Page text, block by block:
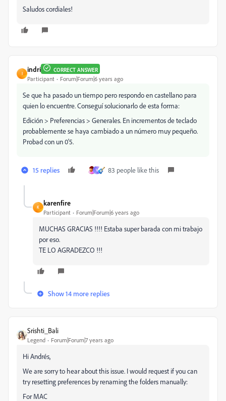
Saludos cordiales!
I
indri CORRECT ANSWER
Participant Forum|Forum|6 years ago
Se que ha pasado un tiempo pero respondo en castellano para
quien lo encuentre. Conseguí solucionarlo de esta forma:
Edición > Preferencias > Generales. En incrementos de teclado
probablemente se haya cambiado a un número muy pequeño.
Probad con un 0'5.
15 replies V 83 people like this
K
karenfire
Participant Forum|Forum|6 years ago
MUCHAS GRACIAS !!!! Estaba super barada con mi trabajo
por eso.
TE LO AGRADEZCO !!!
Show 14 more replies
Srishti_Bali
Legend Forum|Forum|7 years ago
Hi Andrés,
We are sorry to hear about this issue. I would request if you can
try resetting preferences by renaming the folders manually:
For MAC